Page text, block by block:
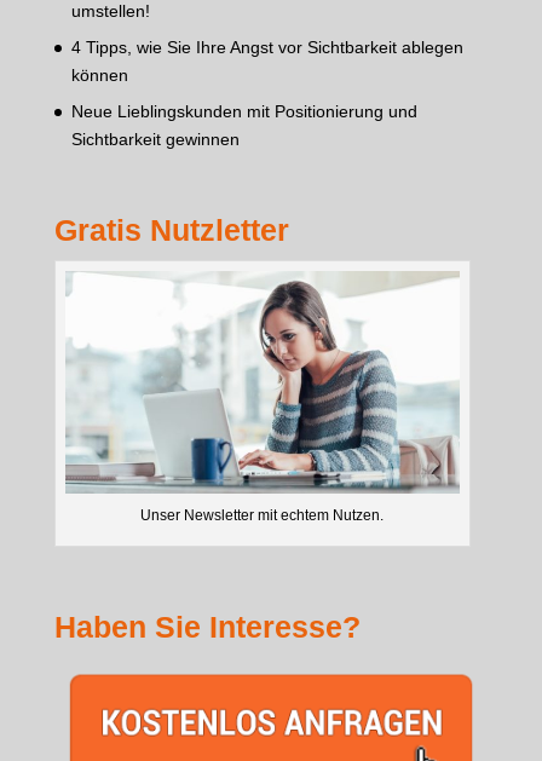
umstellen!
4 Tipps, wie Sie Ihre Angst vor Sichtbarkeit ablegen
können
Neue Lieblingskunden mit Positionierung und
Sichtbarkeit gewinnen
Gratis Nutzletter
Unser Newsletter mit echtem Nutzen.
Haben Sie Interesse?